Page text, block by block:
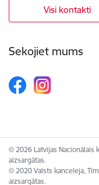
Visi kontakti
Sekojiet mums
© 2026 Latvijas Nacionālais
aizsargātas.
© 2020 Valsts kanceleja,
aizsargātas.